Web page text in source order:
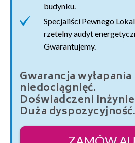
budynku.
Specjaliści Pewnego
rzetelny audyt
Gwarantujemy.
Gwarancja wyłapania
niedociągnięć.
Doświadczeni
Duża dyspozycyjność.